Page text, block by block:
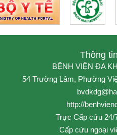
Thông
BỆNH VIỆN ĐA
54 Trường Lâm, Phường
http://
Trực Cấp cứu 24/
Cấp cứu ngoại